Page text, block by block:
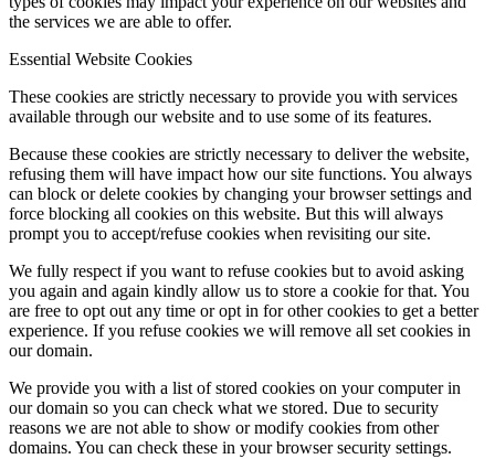
the services we are able to offer.
Essential Website Cookies
These cookies are strictly necessary to provide you with services
available through our website and to use some of its features.
Because these cookies are strictly necessary to deliver the website,
refusing them will have impact how our site functions. You always
can block or delete cookies by changing your browser settings and
force blocking all cookies on this website. But this will always
prompt you to accept/refuse cookies when revisiting our site.
We fully respect if you want to refuse cookies but to avoid asking
you again and again kindly allow us to store a cookie for that. You
are free to opt out any time or opt in for other cookies to get a better
experience. If you refuse cookies we will remove all set cookies in
our domain.
We provide you with a list of stored cookies on your computer in
our domain so you can check what we stored. Due to security
reasons we are not able to show or modify cookies from other
domains. You can check these in your browser security settings.